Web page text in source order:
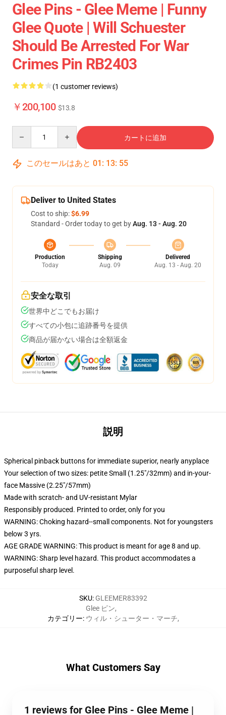
Glee Pins - Glee Meme | Funny
Glee Quote | Will Schuester
Should Be Arrested For War
Crimes Pin RB2403
(1 customer reviews)
￥200,100 $13.8
カートに追加
このセールはあと 01 : 13: 55
Deliver to United States
Cost to ship:$6.99
Standard - Order today to get byAug. 13 - Aug. 20
Production
Today
Shipping
Aug. 09
Delivered
Aug. 13 - Aug. 20
安全な取引
世界中どこでもお届け
すべての小包に追跡番号を提供
商品が届かない場合は全額返金
説明
Spherical pinback buttons for immediate superior, nearly anyplace
Your selection of two sizes: petite Small (1.25"/32mm) and in-your-
face Massive (2.25"/57mm)
Made with scratch- and UV-resistant Mylar
Responsibly produced. Printed to order, only for you
WARNING: Choking hazard--small components. Not for youngsters
below 3 yrs.
AGE GRADE WARNING: This product is meant for age 8 and up.
WARNING: Sharp level hazard. This product accommodates a
purposeful sharp level.
SKU: GLEEMER83392
カテゴリー:
Glee ピン,
ウィル・シューター・マーチ,
What Customers Say
1 reviews for Glee Pins - Glee Meme |